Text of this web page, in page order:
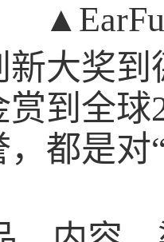
新大奖
赏到全
都是对